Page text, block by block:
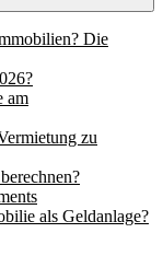
Die
am
zu
als Geldanlage?